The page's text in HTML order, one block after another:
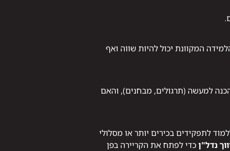
המקוונת יכול להיות שווה ואף
הכנה למעשה (תרגולים, מבחנים), והאם
לתפקידים בכירים יותר או מסלולי
נדל"ןכדי לפתח את הקריירה בפן